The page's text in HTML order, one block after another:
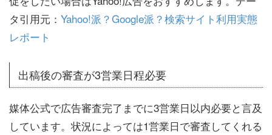
タ引用元： Yahoo!派？Google派？検索サイト利用実態
レポート
出稿後の審査が3営業日程必要
媒体公式で広告審査完了までに3営業日以内必要と言及
しています。状況によっては1営業日で審査してくれる